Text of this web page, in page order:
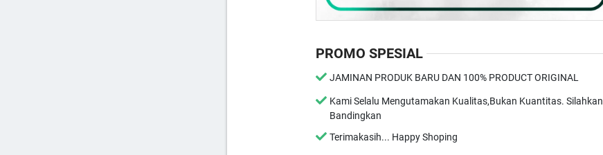
PROMO SPESIAL
JAMINAN PRODUK BARU DAN 100% PRODUCT ORIGINAL
Kami Selalu Mengutamakan Kualitas,Bukan Kuantitas. Silahkan
Bandingkan
Terimakasih... Happy Shoping